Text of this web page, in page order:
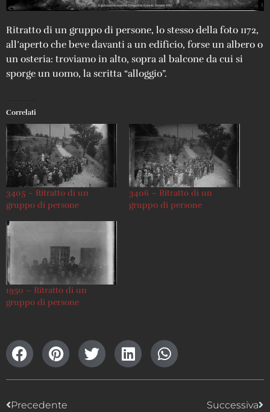
Ritratto di un gruppo di persone, lo stesso della foto 1172,
all’aperto che beve davanti a un edificio, forse un albero o
un osteria: troviamo in alto, sopra al balcone da cui si
sporge un uomo, la scritta “alloggio”.
Correlati
3405 – Ritratto di un
gruppo di persone
3406 – Ritratto di un
gruppo di persone
1950 – Ritratto di un
gruppo di persone
Precedente Successiva